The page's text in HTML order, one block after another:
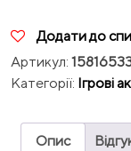
Додати до
Артикул:
Категорії: Ігрові
Опис